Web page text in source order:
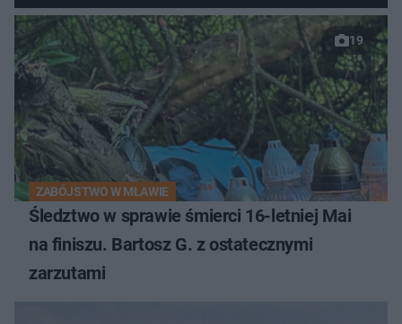
19
ZABÓJSTWO W MŁAWIE
Śledztwo w sprawie śmierci 16-letniej Mai
na finiszu. Bartosz G. z ostatecznymi
zarzutami